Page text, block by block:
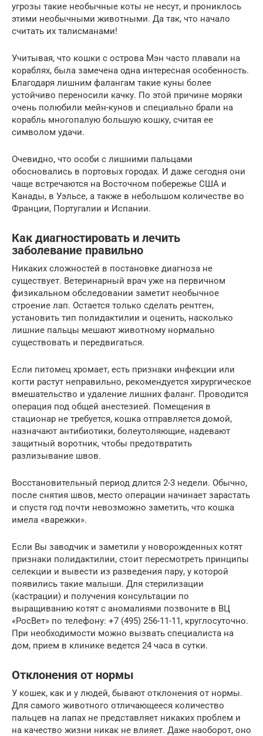
угрозы такие необычные коты не несут, и прониклось
этими необычными животными. Да так, что начало
считать их талисманами!
Учитывая, что кошки с острова Мэн часто плавали на
кораблях, была замечена одна интересная особенность.
Благодаря лишним фалангам такие куны более
устойчиво переносили качку. По этой причине моряки
очень полюбили мейн-кунов и специально брали на
корабль многопалую большую кошку, считая ее
символом удачи.
Очевидно, что особи с лишними пальцами
обосновались в портовых городах. И даже сегодня они
чаще встречаются на Восточном побережье США и
Канады, в Уэльсе, а также в небольшом количестве во
Франции, Португалии и Испании.
Как диагностировать и лечить
заболевание правильно
Никаких сложностей в постановке диагноза не
существует. Ветеринарный врач уже на первичном
физикальном обследовании заметит необычное
строение лап. Остается только сделать рентген,
установить тип полидактилии и оценить, насколько
лишние пальцы мешают животному нормально
существовать и передвигаться.
Если питомец хромает, есть признаки инфекции или
когти растут неправильно, рекомендуется хирургическое
вмешательство и удаление лишних фаланг. Проводится
операция под общей анестезией. Помещения в
стационар не требуется, кошка отправляется домой,
назначают антибиотики, болеутоляющие, надевают
защитный воротник, чтобы предотвратить
разлизывание швов.
Восстановительный период длится 2-3 недели. Обычно,
после снятия швов, место операции начинает зарастать
и спустя год почти невозможно заметить, что кошка
имела «варежки».
Если Вы заводчик и заметили у новорожденных котят
признаки полидактилии, стоит пересмотреть принципы
селекции и вывести из разведения пару, у которой
появились такие малыши. Для стерилизации
(кастрации) и получения консультации по
выращиванию котят с аномалиями позвоните в ВЦ
«РосВет» по телефону: +7 (495) 256-11-11, круглосуточно.
При необходимости можно вызвать специалиста на
дом, прием в клинике ведется 24 часа в сутки.
Отклонения от нормы
У кошек, как и у людей, бывают отклонения от нормы.
Для самого животного отличающееся количество
пальцев на лапах не представляет никаких проблем и
на качество жизни никак не влияет. Даже наоборот, оно